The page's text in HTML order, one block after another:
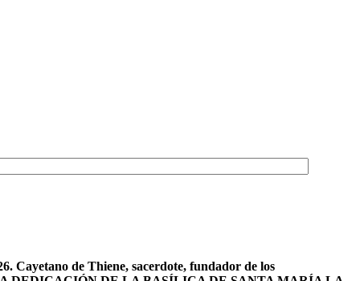
Cayetano de Thiene, sacerdote, fundador de los